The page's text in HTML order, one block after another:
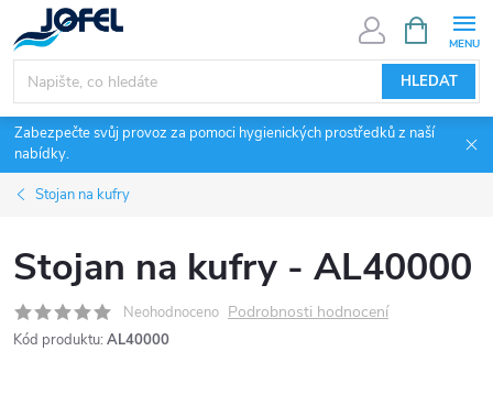
na
obsah
HLEDAT
NÁKUPNÍ
KOŠÍK
Zabezpečte svůj provoz za pomoci hygienických prostředků z naší
nabídky.
Stojan na kufry
Stojan na kufry - AL40000
Neohodnoceno Podrobnosti hodnocení
Kód produktu: AL40000